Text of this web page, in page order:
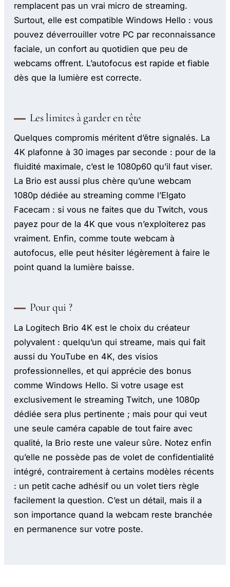
remplacent pas un vrai micro de streaming.
Surtout, elle est compatible Windows Hello : vous
pouvez déverrouiller votre PC par reconnaissance
faciale, un confort au quotidien que peu de
webcams offrent. L’autofocus est rapide et fiable
dès que la lumière est correcte.
Les limites à garder en tête
Quelques compromis méritent d’être signalés. La
4K plafonne à 30 images par seconde : pour de la
fluidité maximale, c’est le 1080p60 qu’il faut viser.
La Brio est aussi plus chère qu’une webcam
1080p dédiée au streaming comme l’Elgato
Facecam : si vous ne faites que du Twitch, vous
payez pour de la 4K que vous n’exploiterez pas
vraiment. Enfin, comme toute webcam à
autofocus, elle peut hésiter légèrement à faire le
point quand la lumière baisse.
Pour qui ?
La Logitech Brio 4K est le choix du créateur
polyvalent : quelqu’un qui streame, mais qui fait
aussi du YouTube en 4K, des visios
professionnelles, et qui apprécie des bonus
comme Windows Hello. Si votre usage est
exclusivement le streaming Twitch, une 1080p
dédiée sera plus pertinente ; mais pour qui veut
une seule caméra capable de tout faire avec
qualité, la Brio reste une valeur sûre. Notez enfin
qu’elle ne possède pas de volet de confidentialité
intégré, contrairement à certains modèles récents
: un petit cache adhésif ou un volet tiers règle
facilement la question. C’est un détail, mais il a
son importance quand la webcam reste branchée
en permanence sur votre poste.